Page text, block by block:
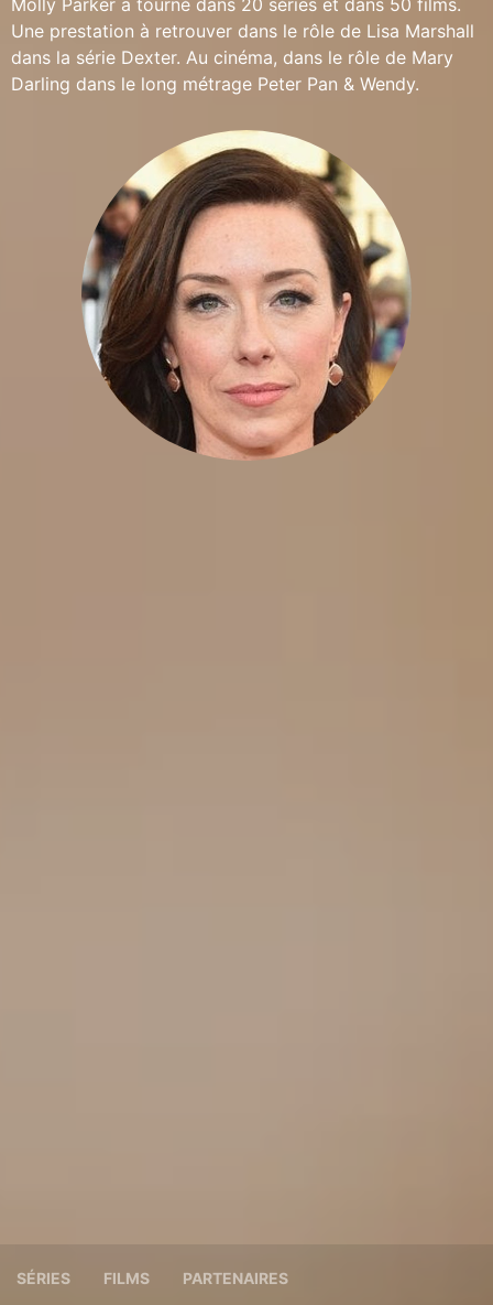
Molly Parker a tourné dans 20 séries et dans 50 films.
Une prestation à retrouver dans le rôle de Lisa Marshall
dans la série Dexter. Au cinéma, dans le rôle de Mary
Darling dans le long métrage Peter Pan & Wendy.
SÉRIES FILMS PARTENAIRES